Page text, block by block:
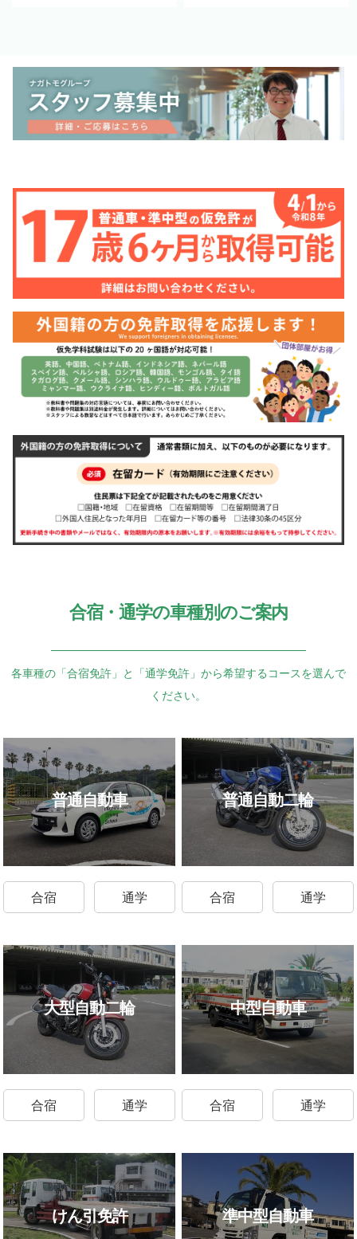
合宿・通学の車種別のご案内
各車種の「合宿免許」と「通学免許」から希望するコースを選んで
ください。
普通自動車
合宿 通学
普通自動二輪
合宿 通学
大型自動二輪
合宿 通学
中型自動車
合宿 通学
けん引免許 準中型自動車